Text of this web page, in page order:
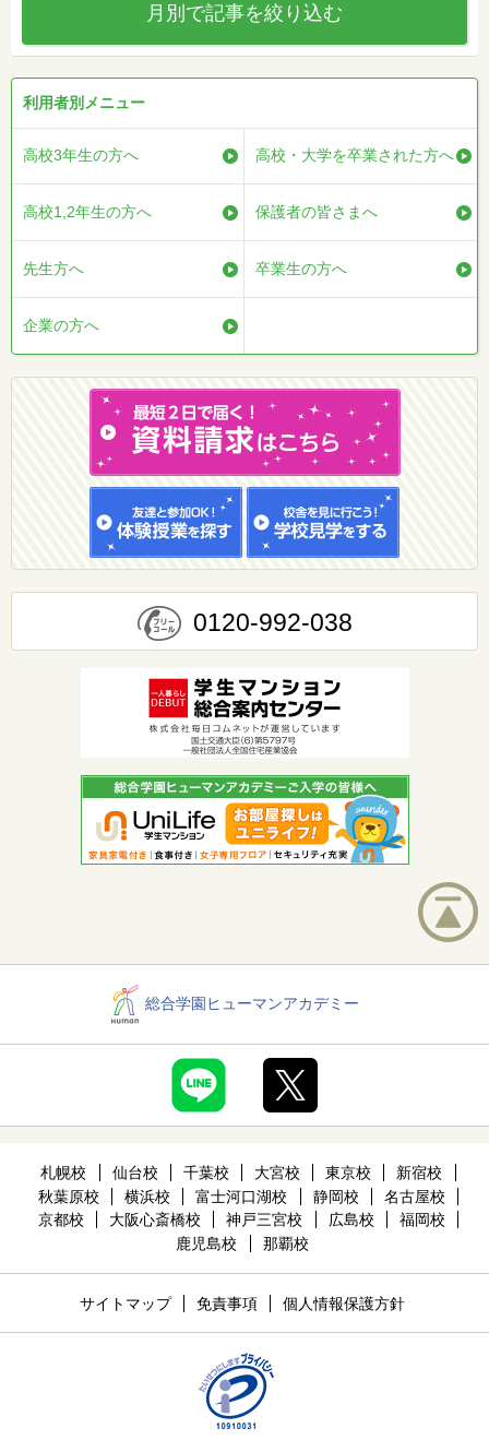
月別で記事を絞り込む
利用者別メニュー
高校3年生の方へ 高校・大学を卒業された方へ
高校1,2年生の方へ 保護者の皆さまへ
先生方へ 卒業生の方へ
企業の方へ
0120-992-038
総合学園ヒューマンアカデミー
札幌校 仙台校 千葉校 大宮校 東京校
新宿校
秋葉原校
横浜校 富士河口湖校 静岡校
名古屋校
京都校
大阪心斎橋校 神戸三宮校 広島校
福岡校
鹿児島校
那覇校
サイトマップ 免責事項 個人情報保護方針